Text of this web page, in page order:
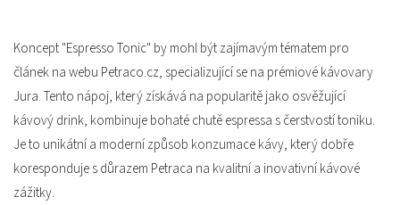
Koncept "Espresso Tonic" by mohl být zajímavým tématem pro
článek na webu Petraco.cz, specializující se na prémiové kávovary
Jura. Tento nápoj, který získává na popularitě jako osvěžující
kávový drink, kombinuje bohaté chutě espressa s čerstvostí toniku.
Je to unikátní a moderní způsob konzumace kávy, který dobře
koresponduje s důrazem Petraca na kvalitní a inovativní kávové
zážitky.